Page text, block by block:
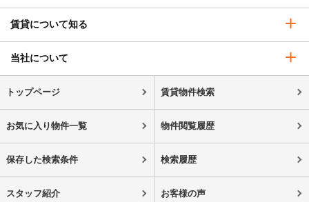
賃貸について知る
当社について
トップページ 賃貸物件検索
お気に入り物件一覧 物件閲覧履歴
保存した検索条件 検索履歴
スタッフ紹介 お客様の声